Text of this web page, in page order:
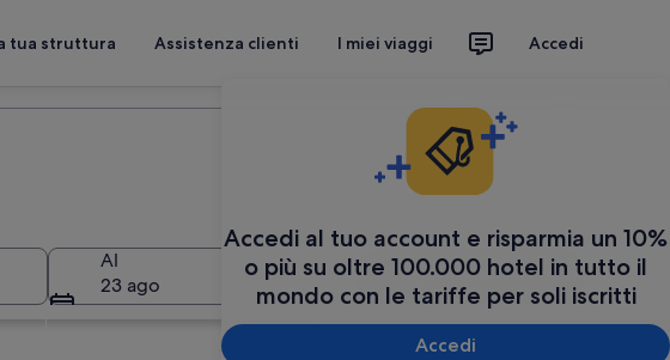
tua struttura Assistenza clienti I miei viaggi Accedi
Accedi al tuo account e risparmia un 10%
o più su oltre 100.000 hotel in tutto il
mondo con le tariffe per soli iscritti
Accedi
Al
23 ago
Cerca